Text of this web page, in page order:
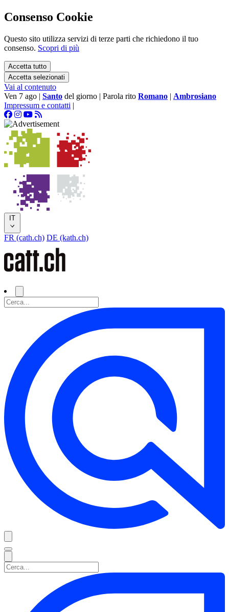
Consenso Cookie
Questo sito utilizza servizi di terze parti che richiedono il tuo
consenso. Scopri di più
Accetta tutto
Accetta selezionati
Vai al contenuto
Ven 7 ago | Santo del giorno | Parola rito Romano | Ambrosiano
Impressum e contatti |
IT
FR (cath.ch) DE (kath.ch)